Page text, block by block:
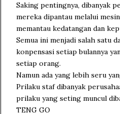
Saking pentingnya, dibanyak
mereka dipantau melalui
memantau kedatangan dan
Semua ini menjadi salah satu
konpensasi setiap bulannya
setiap orang.
Namun ada yang lebih seru
Prilaku staf dibanyak
prilaku yang seting muncul
TENG GO